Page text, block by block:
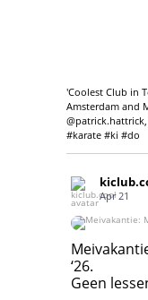
'Coolest Club in
Amsterdam and
#karate #ki #do
Apr 21
Meivakantie:
Geen lessen
‘26.
Geen